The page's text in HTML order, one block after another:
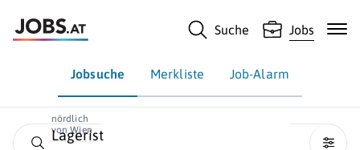
Suche Jobs
Jobsuche Merkliste Job-Alarm
nördlich
von Wien
Lagerist